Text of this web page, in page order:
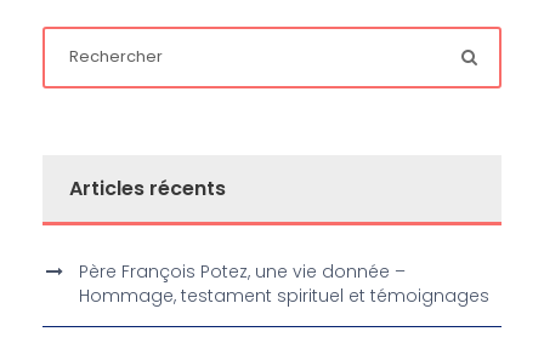
Articles récents
Père François Potez, une vie donnée –
Hommage, testament spirituel et témoignages